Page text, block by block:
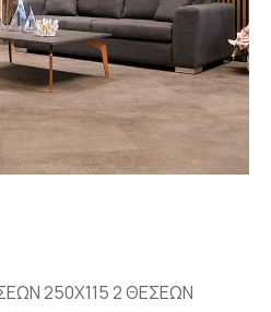
250Χ115 2 ΘΕΣΕΩΝ